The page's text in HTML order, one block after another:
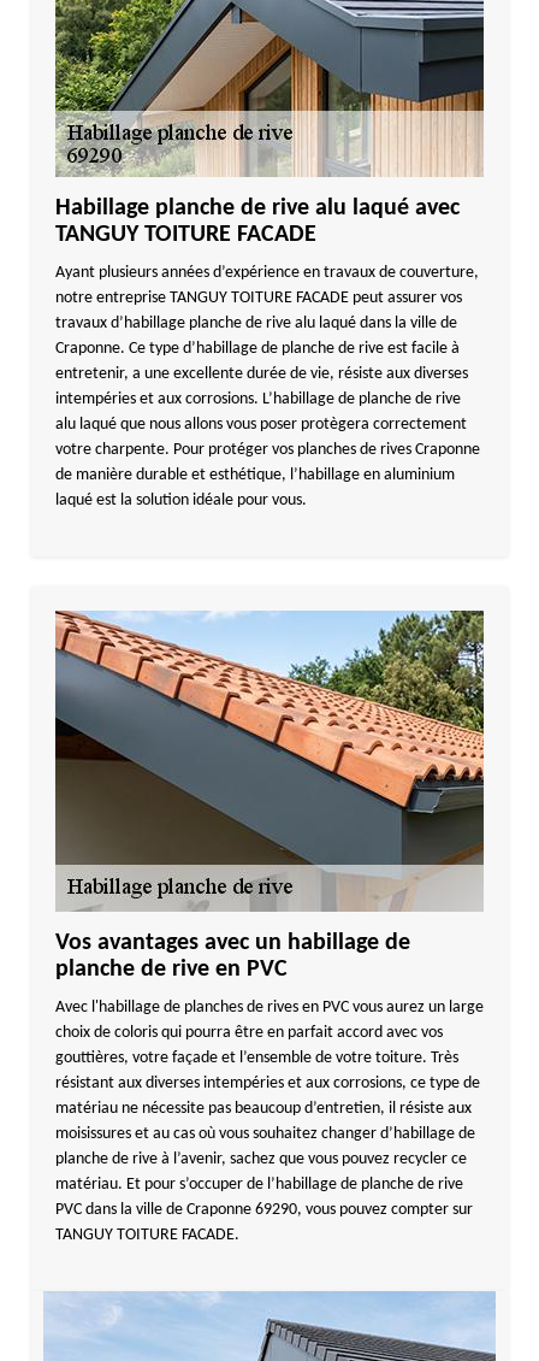
Habillage planche de rive alu laqué avec
TANGUY TOITURE FACADE
Ayant plusieurs années d’expérience en travaux de couverture,
notre entreprise TANGUY TOITURE FACADE peut assurer vos
travaux d’habillage planche de rive alu laqué dans la ville de
Craponne. Ce type d’habillage de planche de rive est facile à
entretenir, a une excellente durée de vie, résiste aux diverses
intempéries et aux corrosions. L’habillage de planche de rive
alu laqué que nous allons vous poser protègera correctement
votre charpente. Pour protéger vos planches de rives Craponne
de manière durable et esthétique, l’habillage en aluminium
laqué est la solution idéale pour vous.
Vos avantages avec un habillage de
planche de rive en PVC
Avec l'habillage de planches de rives en PVC vous aurez un large
choix de coloris qui pourra être en parfait accord avec vos
gouttières, votre façade et l’ensemble de votre toiture. Très
résistant aux diverses intempéries et aux corrosions, ce type de
matériau ne nécessite pas beaucoup d’entretien, il résiste aux
moisissures et au cas où vous souhaitez changer d’habillage de
planche de rive à l’avenir, sachez que vous pouvez recycler ce
matériau. Et pour s’occuper de l’habillage de planche de rive
PVC dans la ville de Craponne 69290, vous pouvez compter sur
TANGUY TOITURE FACADE.